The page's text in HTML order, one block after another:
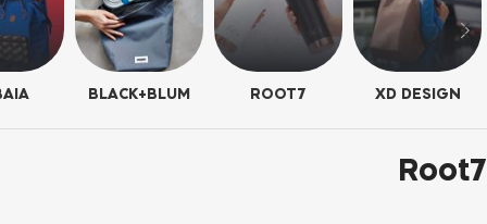
XD DESIGN
ROOT7
BLACK+BLUM
Root7